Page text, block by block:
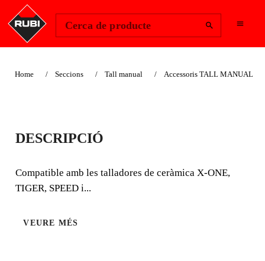
Cerca de producte
Home Seccions Tall manual Accessoris TALL MANUAL
TOPALL LATERAL
X-ONE MAGNET
TOPALL LATERAL X-ONE MAGNET
DESCRIPCIÓ
Compatible amb les talladores de ceràmica X-ONE,
TIGER, SPEED i...
VEURE MÉS